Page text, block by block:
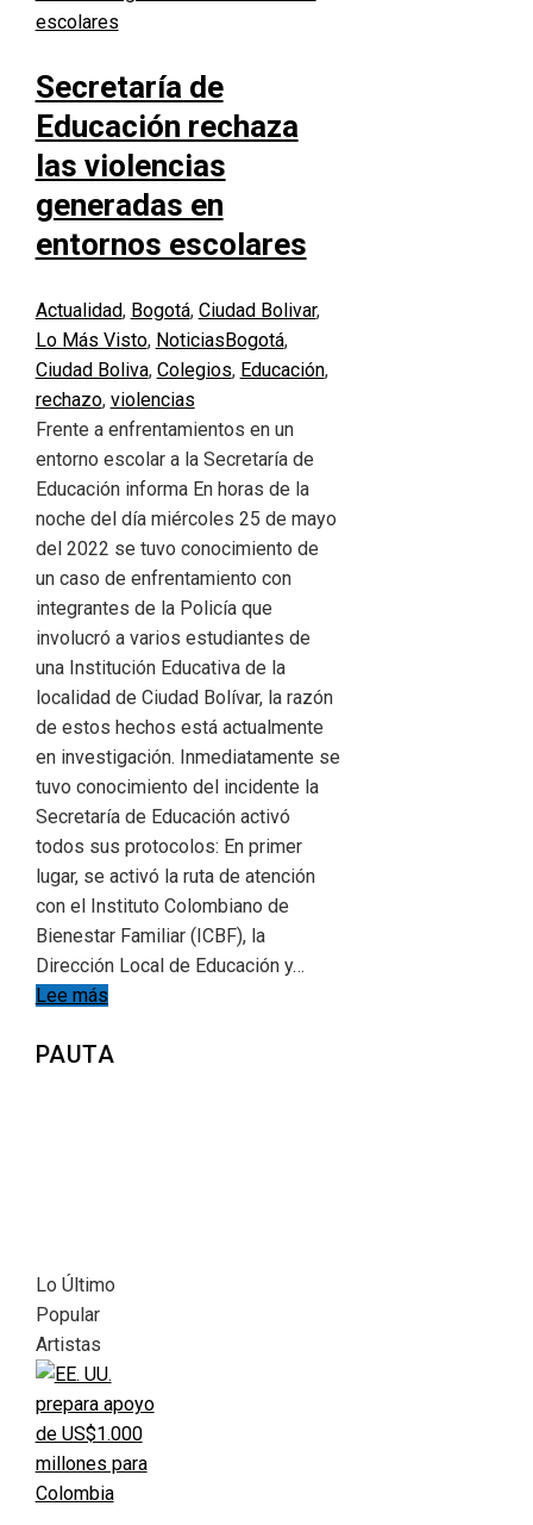
Secretaría de
Educación rechaza
las violencias
generadas en
entornos escolares
Actualidad, Bogotá, Ciudad Bolivar,
Lo Más Visto, Noticias Bogotá,
Ciudad Boliva, Colegios, Educación,
rechazo, violencias
Frente a enfrentamientos en un
entorno escolar a la Secretaría de
Educación informa En horas de la
noche del día miércoles 25 de mayo
del 2022 se tuvo conocimiento de
un caso de enfrentamiento con
integrantes de la Policía que
involucró a varios estudiantes de
una Institución Educativa de la
localidad de Ciudad Bolívar, la razón
de estos hechos está actualmente
en investigación. Inmediatamente se
tuvo conocimiento del incidente la
Secretaría de Educación activó
todos sus protocolos: En primer
lugar, se activó la ruta de atención
con el Instituto Colombiano de
Bienestar Familiar (ICBF), la
Dirección Local de Educación y…
Lee más
PAUTA
Lo Último
Popular
Artistas